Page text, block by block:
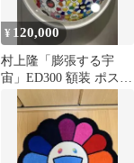
¥ 120,000
村上隆「膨張する宇
宙」ED300 額装 ポスタ
ー 納品書付